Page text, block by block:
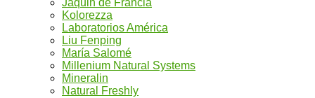
Kolorezza
Laboratorios América
Liu Fenping
María Salomé
Millenium Natural Systems
Mineralin
Natural Freshly